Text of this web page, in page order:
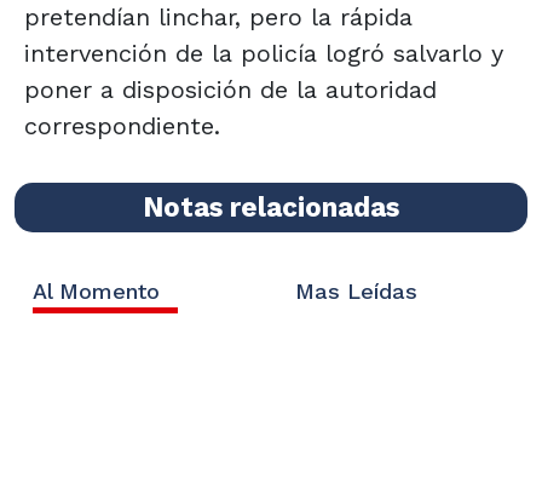
pretendían linchar, pero la rápida
intervención de la policía logró salvarlo y
poner a disposición de la autoridad
correspondiente.
Notas relacionadas
Al Momento Mas Leídas